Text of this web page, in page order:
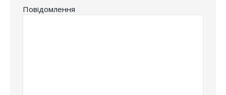
Повідомлення